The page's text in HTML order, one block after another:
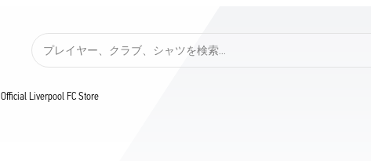
プレイヤー、クラブ、シャツを検索…
Official Liverpool FC Store